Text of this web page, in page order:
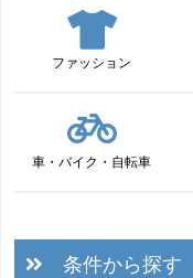
ファッション
車・バイク・自転車
条件から探す